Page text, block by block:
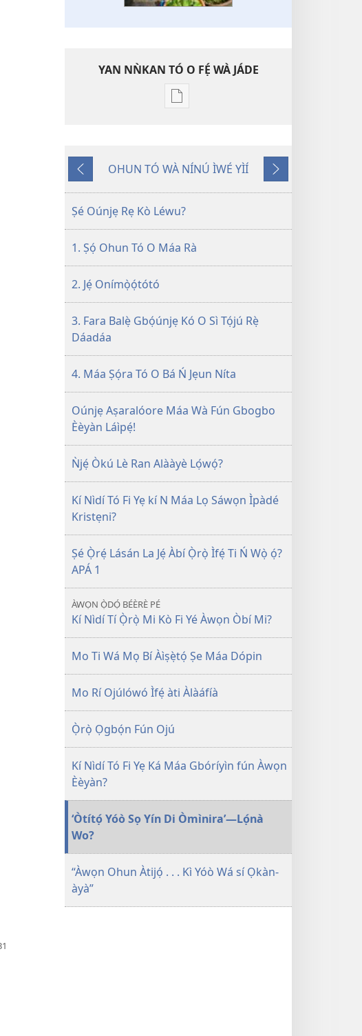
YAN NǸKAN TÓ O FẸ́ WÀ JÁDE
Bó
wa
jáde
JÍ!
Pa
Dà
OHUN TÓ WÀ NÍNÚ ÌWÉ YÌÍ
Èyí
Tó
Ṣé Oúnjẹ Rẹ Kò Léwu?
1. Ṣọ́ Ohun Tó O Máa Rà
2. Jẹ́ Onímọ̀ọ́tótó
3. Fara Balẹ̀ Gbọ́únjẹ Kó O Sì Tọ́jú Rẹ̀
Dáadáa
4. Máa Ṣọ́ra Tó O Bá Ń Jẹun Níta
Oúnjẹ Aṣaralóore Máa Wà Fún Gbogbo
Èèyàn Láìpẹ́!
Ǹjẹ́ Òkú Lè Ran Alààyè Lọ́wọ́?
Kí Nìdí Tó Fi Yẹ kí N Máa Lọ Sáwọn Ìpàdé
Kristẹni?
Ṣé Ọ̀rẹ́ Lásán La Jẹ́ Àbí Ọ̀rọ̀ Ìfẹ́ Ti Ń Wọ̀ ọ́?
APÁ 1
ÀWỌN Ọ̀DỌ́ BÉÈRÈ PÉ
Kí Nìdí Tí Ọ̀rọ̀ Mi Kò Fi Yé Àwọn Òbí Mi?
Mo Ti Wá Mọ Bí Àìṣẹ̀tọ́ Ṣe Máa Dópin
Mo Rí Ojúlówó Ìfẹ́ àti Àlàáfíà
Ọ̀rọ̀ Ọgbọ́n Fún Ojú
Kí Nìdí Tó Fi Yẹ Ká Máa Gbóríyìn fún Àwọn
Èèyàn?
‘Òtítọ́ Yóò Sọ Yín Di Òmìnira’—Lọ́nà
Wo?
“Àwọn Ohun Àtijọ́ . . . Kì Yóò Wá sí Ọkàn-
àyà”